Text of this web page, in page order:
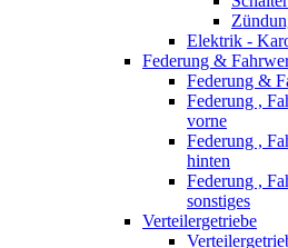
Elektrik -
Federung &
Federung &
Federung ,
vorne
Federung ,
hinten
Federung ,
sonstiges
Verteilergetriebe